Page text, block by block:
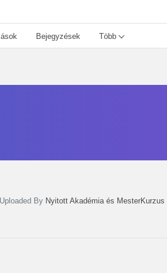
Bejegyzések Több
Uploaded By Nyitott Akadémia és MesterKurzus